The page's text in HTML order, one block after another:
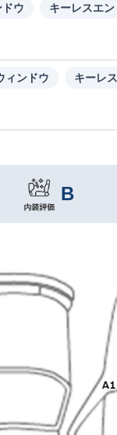
ウ キーレスエ
ィンドウ キーレ
B